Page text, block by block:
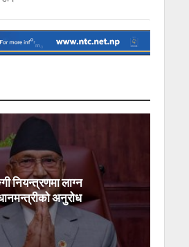
नियन्त्रणमा लाग्न
अनुरोध